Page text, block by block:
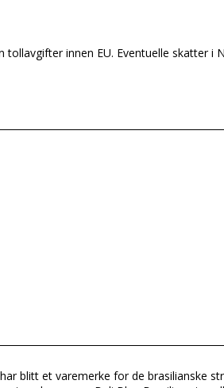
tollavgifter innen EU. Eventuelle skatter i
blitt et varemerke for de brasilianske